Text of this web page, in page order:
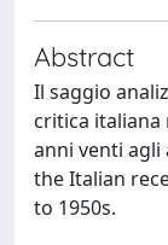
Abstract
Il saggio
critica
anni venti agli
the Italian
to 1950s.